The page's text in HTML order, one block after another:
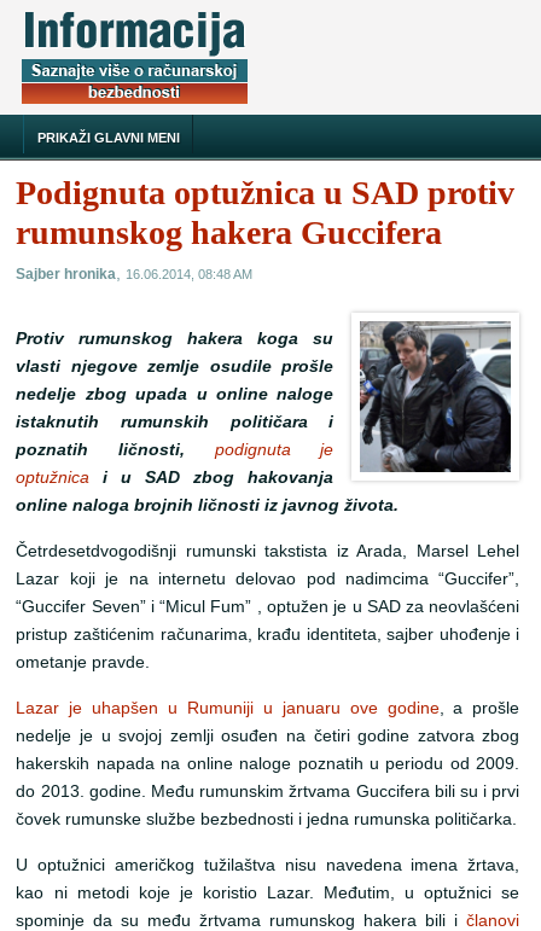
PRIKAŽI GLAVNI MENI
Podignuta optužnica u SAD protiv
rumunskog hakera Guccifera
Sajber hronika, 16.06.2014, 08:48 AM
Protiv rumunskog hakera koga su
vlasti njegove zemlje osudile prošle
nedelje zbog upada u online naloge
istaknutih rumunskih političara i
poznatih ličnosti, podignuta je
optužnica i u SAD zbog hakovanja
online naloga brojnih ličnosti iz javnog života.
Četrdesetdvogodišnji rumunski takstista iz Arada, Marsel Lehel
Lazar koji je na internetu delovao pod nadimcima “Guccifer”,
“Guccifer Seven” i “Micul Fum” , optužen je u SAD za neovlašćeni
pristup zaštićenim računarima, krađu identiteta, sajber uhođenje i
ometanje pravde.
Lazar je uhapšen u Rumuniji u januaru ove godine, a prošle
nedelje je u svojoj zemlji osuđen na četiri godine zatvora zbog
hakerskih napada na online naloge poznatih u periodu od 2009.
do 2013. godine. Među rumunskim žrtvama Guccifera bili su i prvi
čovek rumunske službe bezbednosti i jedna rumunska političarka.
U optužnici američkog tužilaštva nisu navedena imena žrtava,
kao ni metodi koje je koristio Lazar. Međutim, u optužnici se
spominje da su među žrtvama rumunskog hakera bili ičlanovi